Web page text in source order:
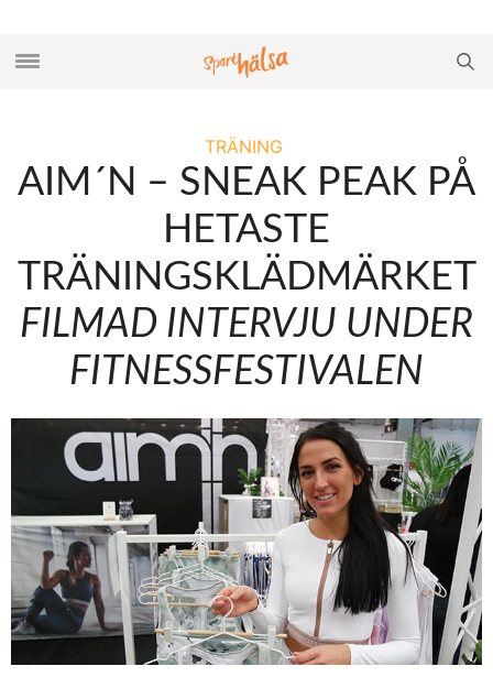
TRÄNING
AIM´N – SNEAK PEAK PÅ
HETASTE
TRÄNINGSKLÄDMÄRKET
FILMAD INTERVJU UNDER
FITNESSFESTIVALEN